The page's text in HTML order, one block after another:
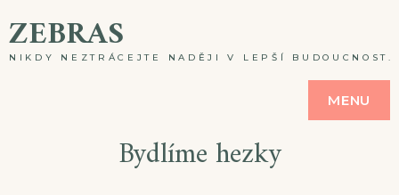
toZEBRAS
NIKDY NEZTRÁCEJTE NADĚJI V LEPŠÍ
MENU
Bydlíme hezky